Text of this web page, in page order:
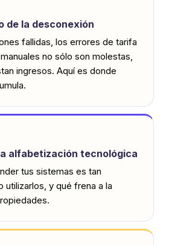
de la desconexión
fallidas, los errores de tarifa
no sólo son molestas,
ingresos. Aquí es donde
alfabetización tecnológica
tus sistemas es tan
utilizarlos, y qué frena a la